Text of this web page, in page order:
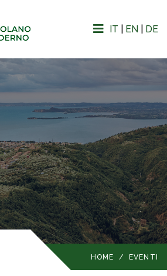
IT EN DE
HOME / EVENTI